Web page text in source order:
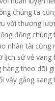
chúng ta
với thương
đồng chúng
nhân tài cũng
sử vẻ vang
hàng theo dõi
vậy gắng sang